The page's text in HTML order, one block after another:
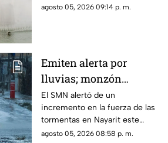
símbolos de la ciudad y puntos
agosto 05, 2026 09:14 p. m.
Emiten alerta por
lluvias; monzón
mexicano intensificará
las tormentas en
Nayarit
El SMN alertó de un
incremento en la fuerza de las
tormentas en Nayarit este
jueves 6 de agosto
agosto 05, 2026 08:58 p. m.